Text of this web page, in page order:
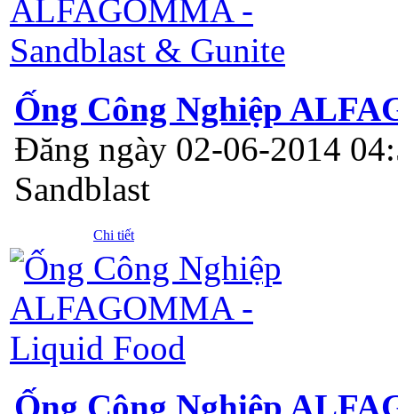
Ống Công Nghiệp
Đăng ngày 02-06-2014
Sandblast
Chi tiết